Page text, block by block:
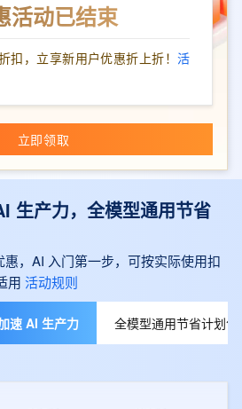
活动已结束
扣，立享新用户优惠折上折！ 活
立即领取
生产力，全模型通用节省
，AI 入门第一步，可按实际使用扣
用 活动规则
速 AI 生产力 全模型通用节省计划